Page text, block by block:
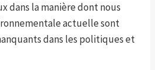
dans la manière dont nous
actuelle sont
dans les politiques et